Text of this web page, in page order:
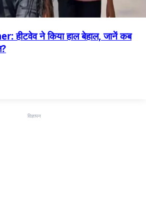
हीटवेव ने किया हाल बेहाल, जानें कब
विज्ञापन